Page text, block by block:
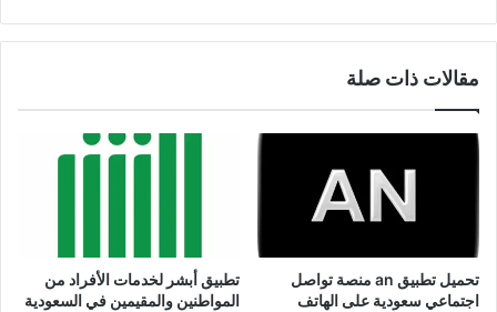
مقالات ذات صلة
تحميل تطبيق an منصة تواصل
اجتماعي سعودية على الهاتف
تطبيق أبشر لخدمات الأفراد من
المواطنين والمقيمين في السعودية